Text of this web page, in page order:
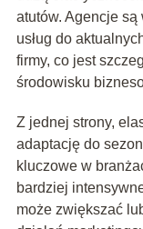
atutów. Agencje
usług do
firmy, co jest
środowisku
Z jednej strony,
adaptację do
kluczowe w
bardziej
może zwiększać